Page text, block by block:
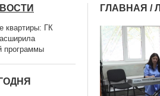
ГЛАВНАЯ /
квартиры: ГК
программы